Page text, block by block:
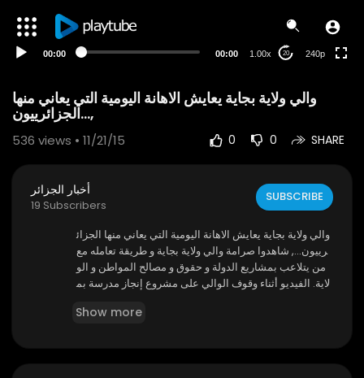
00:00 00:00 1.00x 20 240p
والي ولاية بجاية يعايش الاهانة اليومية التي يعاني منها
الجزائرييون...,
536 views • 11/21/15 0 0 SHARE
أخبار الجزائر
19 Subscribers
SUBSCRIBE
والي ولاية بجاية يعايش الاهانة اليومية التي يعاني منها الجزائ
رييون..., شاهدوا صرامة والي ولاية بجاية و طريقة تعامله مع
من يتلاعب بمشاريع الدولة و حقوق و مصالح المواطن و الو
لاية. الفيديو أثناء وقوف الوالي على مشروع إنجاز مدرسة بم
Show more